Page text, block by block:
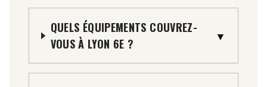
QUELS ÉQUIPEMENTS COUVREZ-
VOUS À LYON 6E ?
▼